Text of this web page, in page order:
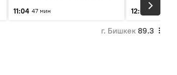
этапка жетти?
11:04 47 мин
12:01
3 мин
г. Бишкек 89.3